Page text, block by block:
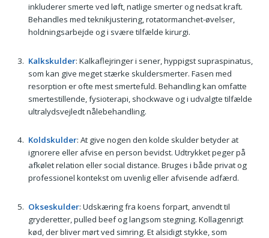
inkluderer smerte ved løft, natlige smerter og nedsat kraft.
Behandles med teknikjustering, rotatormanchet-øvelser,
holdningsarbejde og i svære tilfælde kirurgi.
Kalkskulder: Kalkaflejringer i sener, hyppigst supraspinatus,
som kan give meget stærke skuldersmerter. Fasen med
resorption er ofte mest smertefuld. Behandling kan omfatte
smertestillende, fysioterapi, shockwave og i udvalgte tilfælde
ultralydsvejledt nålebehandling.
Koldskulder: At give nogen den kolde skulder betyder at
ignorere eller afvise en person bevidst. Udtrykket peger på
afkølet relation eller social distance. Bruges i både privat og
professionel kontekst om uvenlig eller afvisende adfærd.
Okseskulder: Udskæring fra koens forpart, anvendt til
gryderetter, pulled beef og langsom stegning. Kollagenrigt
kød, der bliver mørt ved simring. Et alsidigt stykke, som